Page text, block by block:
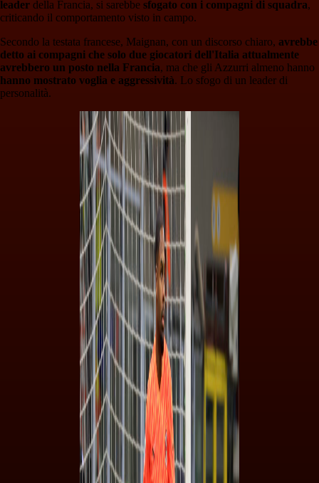
leader della Francia, si sarebbe sfogato con i compagni di squadra,
criticando il comportamento visto in campo.
Secondo la testata francese, Maignan, con un discorso chiaro, avrebbe
detto ai compagni che solo due giocatori dell'Italia attualmente
avrebbero un posto nella Francia, ma che gli Azzurri almeno hanno
hanno mostrato voglia e aggressività. Lo sfogo di un leader di
personalità.